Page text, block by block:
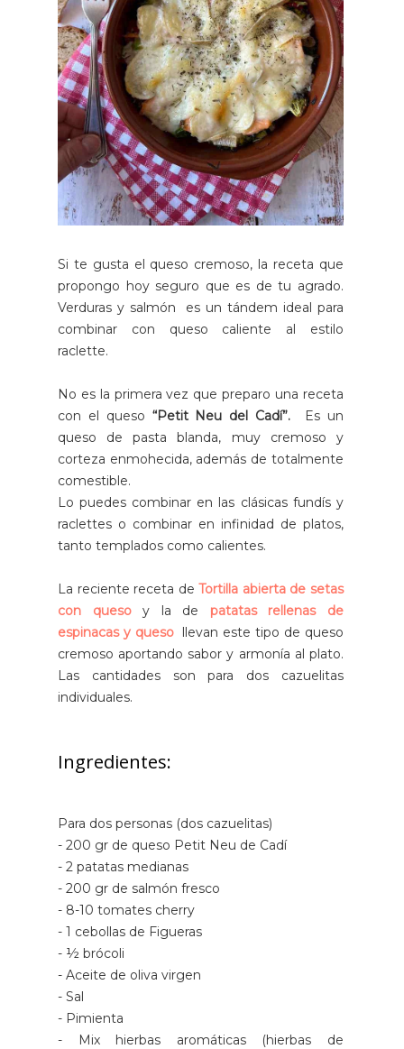
Si te gusta el queso cremoso, la receta que
propongo hoy seguro que es de tu agrado.
Verduras y salmón es un tándem ideal para
combinar con queso caliente al estilo
raclette.
No es la primera vez que preparo una receta
con el queso “Petit Neu del Cadí”.
Es un
queso de pasta blanda, muy cremoso y
corteza enmohecida, además de totalmente
comestible.
Lo puedes combinar en las clásicas fundís y
raclettes o combinar en infinidad de platos,
tanto templados como calientes.
La reciente receta deTortilla abierta de setas
con quesoy la de patatas rellenas de
espinacas y quesollevan este tipo de queso
cremoso aportando sabor y armonía al plato.
Las cantidades son para dos cazuelitas
individuales.
Ingredientes:
Para dos personas (dos cazuelitas)
- 200 gr de queso Petit Neu de Cadí
- 2 patatas medianas
- 200 gr de salmón fresco
- 8-10 tomates cherry
- 1 cebollas de Figueras
- ½ brócoli
- Aceite de oliva virgen
- Sal
- Pimienta
- Mix hierbas aromáticas (hierbas de